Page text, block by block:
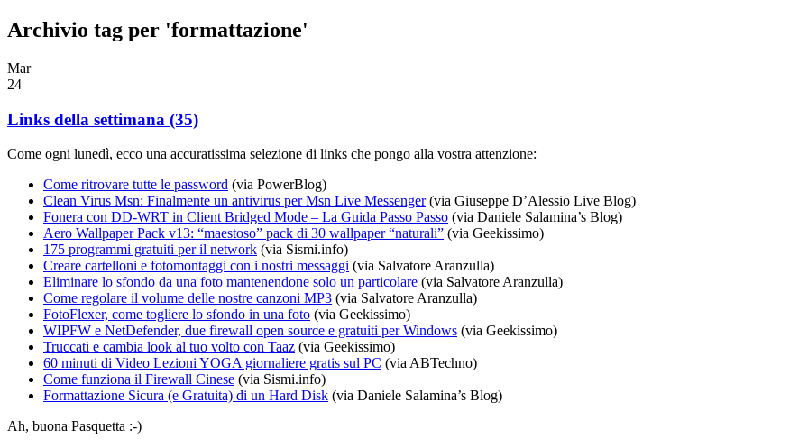
Archivio tag per 'formattazione'
Mar
24
Links della settimana (35)
Come ogni lunedì, ecco una accuratissima selezione di links che pongo alla vostra attenzione:
Come ritrovare tutte le password (via PowerBlog)
Clean Virus Msn: Finalmente un antivirus per Msn Live Messenger(via Giuseppe D’Alessio Live Blog)
Fonera con DD-WRT in Client Bridged Mode – La Guida Passo Passo (via Daniele Salamina’s Blog)
Aero Wallpaper Pack v13: “maestoso” pack di 30 wallpaper “naturali” (via Geekissimo)
175 programmi gratuiti per il network (via Sismi.info)
Creare cartelloni e fotomontaggi con i nostri messaggi (via Salvatore Aranzulla)
Eliminare lo sfondo da una foto mantenendone solo un particolare (via Salvatore Aranzulla)
Come regolare il volume delle nostre canzoni MP3 (via Salvatore Aranzulla)
FotoFlexer, come togliere lo sfondo in una foto (via Geekissimo)
WIPFW e NetDefender, due firewall open source e gratuiti per Windows (via Geekissimo)
Truccati e cambia look al tuo volto con Taaz (via Geekissimo)
60 minuti di Video Lezioni YOGA giornaliere gratis sul PC (via ABTechno)
Come funziona il Firewall Cinese (via Sismi.info)
Formattazione Sicura (e Gratuita) di un Hard Disk (via Daniele Salamina’s Blog)
Ah, buona Pasquetta :-)